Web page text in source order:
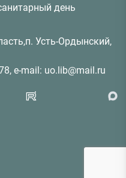
день
Усть-Ордынский,
e-mail: uo.lib@mail.ru